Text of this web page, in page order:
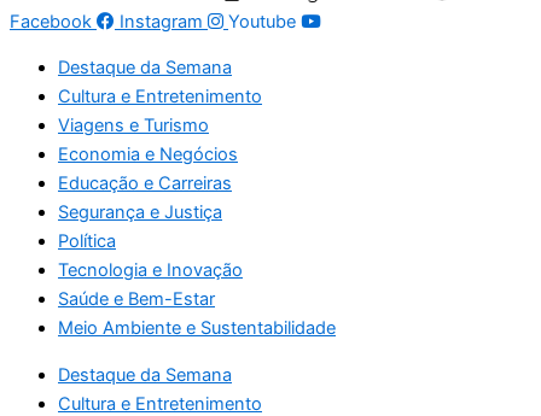
Facebook
Instagram Youtube
Destaque da Semana
Cultura e Entretenimento
Viagens e Turismo
Economia e Negócios
Educação e Carreiras
Segurança e Justiça
Política
Tecnologia e Inovação
Saúde e Bem-Estar
Meio Ambiente e Sustentabilidade
Destaque da Semana
Cultura e Entretenimento